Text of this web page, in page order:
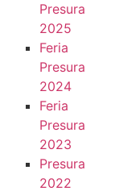
Presura
2025
Feria
Presura
2024
Feria
Presura
2023
Presura
2022